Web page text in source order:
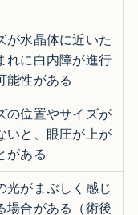
が水晶体に近いた
れに白内障が進行
能性がある
の位置やサイズが
いと、眼圧が上が
がある
光がまぶしく感じ
場合がある（術後